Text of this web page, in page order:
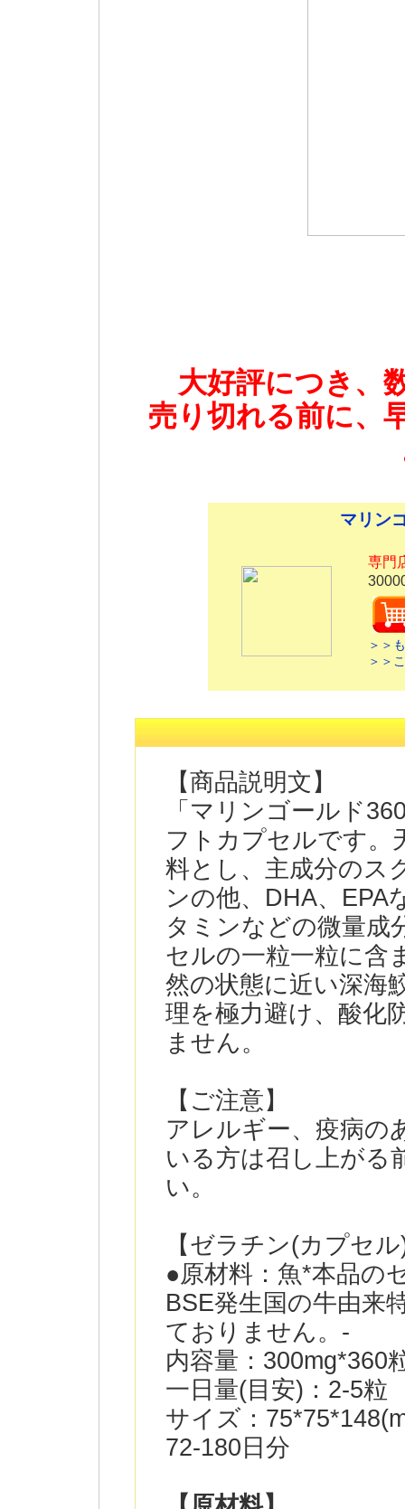
大好評につき、
売り切れる前に、
マリン
専門
＞＞
＞＞
【商品説明文】
「マリンゴールド
フトカプセルです。
料とし、主成分のス
ンの他、DHA、EPA
タミンなどの微量成
セルの一粒一粒に含
然の状態に近い深海
理を極力避け、酸化
ません。
【ご注意】
アレルギー、疫病の
いる方は召し上がる
い。
【ゼラチン(カプセ
●原材料：魚*本品の
BSE発生国の牛由来
ておりません。-
内容量：300mg*360
一日量(目安)：2-5粒
サイズ：
72-180日分